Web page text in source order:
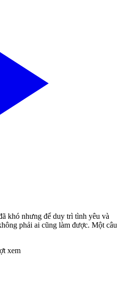
khó nhưng để duy trì tình yêu và
phải ai cũng làm được. Một câu
xem